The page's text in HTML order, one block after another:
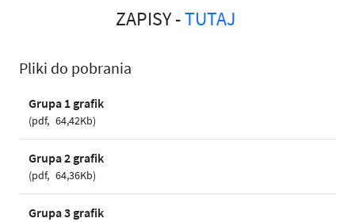
ZAPISY -TUTAJ
Pliki do pobrania
Grupa 1 grafik
pdf 64,42Kb
Grupa 2 grafik
pdf 64,36Kb
Grupa 3 grafik